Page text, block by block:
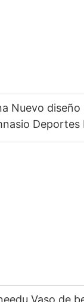
Nuevo diseño
Deportes
Vaso de